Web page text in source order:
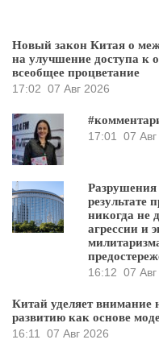
Новый закон Китая о
на улучшение доступа к
всеобщее процветание
17:02 07 Авг 2026
17:01
07
результате
никогда не
агрессии и
16:12 07
Китай уделяет внимание
развитию как основе
16:11
07 Авг 2026